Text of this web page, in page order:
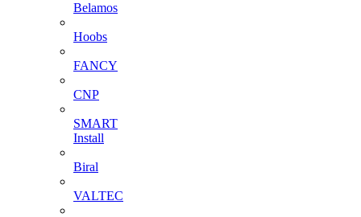
Belamos
Hoobs
FANCY
CNP
SMART
Install
Biral
VALTEC